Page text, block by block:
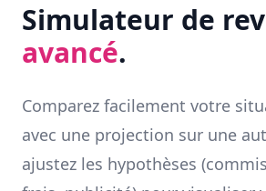
Simulateur de
avancé.
Comparez facilement votre
avec une projection sur une
ajustez les hypothèses